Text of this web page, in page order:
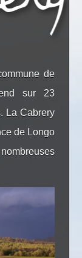
de
sur 23
La Cabrery
de Longo